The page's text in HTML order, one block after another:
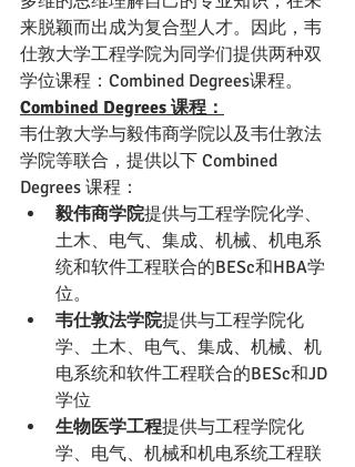
来脱颖而出成为复合型人才。因此，韦
仕敦大学工程学院为同学们提供两种双
学位课程：Combined Degrees课程。
Combined Degrees 课程：
韦仕敦大学与毅伟商学院以及韦仕敦法
学院等联合，提供以下 Combined
Degrees 课程：
毅伟商学院提供与工程学院化学、
土木、电气、集成、机械、机电系
统和软件工程联合的BESc和HBA学
位。
韦仕敦法学院提供与工程学院化
学、土木、电气、集成、机械、机
电系统和软件工程联合的BESc和JD
学位
生物医学工程提供与工程学院化
学、电气、机械和机电系统工程联